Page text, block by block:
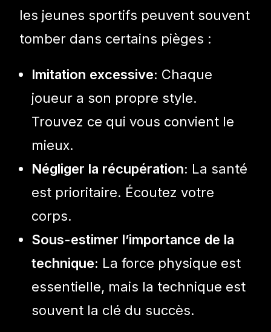
les jeunes sportifs peuvent souvent
tomber dans certains pièges :
Imitation excessive: Chaque
joueur a son propre style.
Trouvez ce qui vous convient le
mieux.
Négliger la récupération: La santé
est prioritaire. Écoutez votre
corps.
Sous-estimer l’importance de la
technique: La force physique est
essentielle, mais la technique est
souvent la clé du succès.